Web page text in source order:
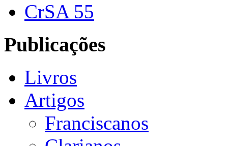
CrSA 55
Publicações
Livros
Artigos
Franciscanos